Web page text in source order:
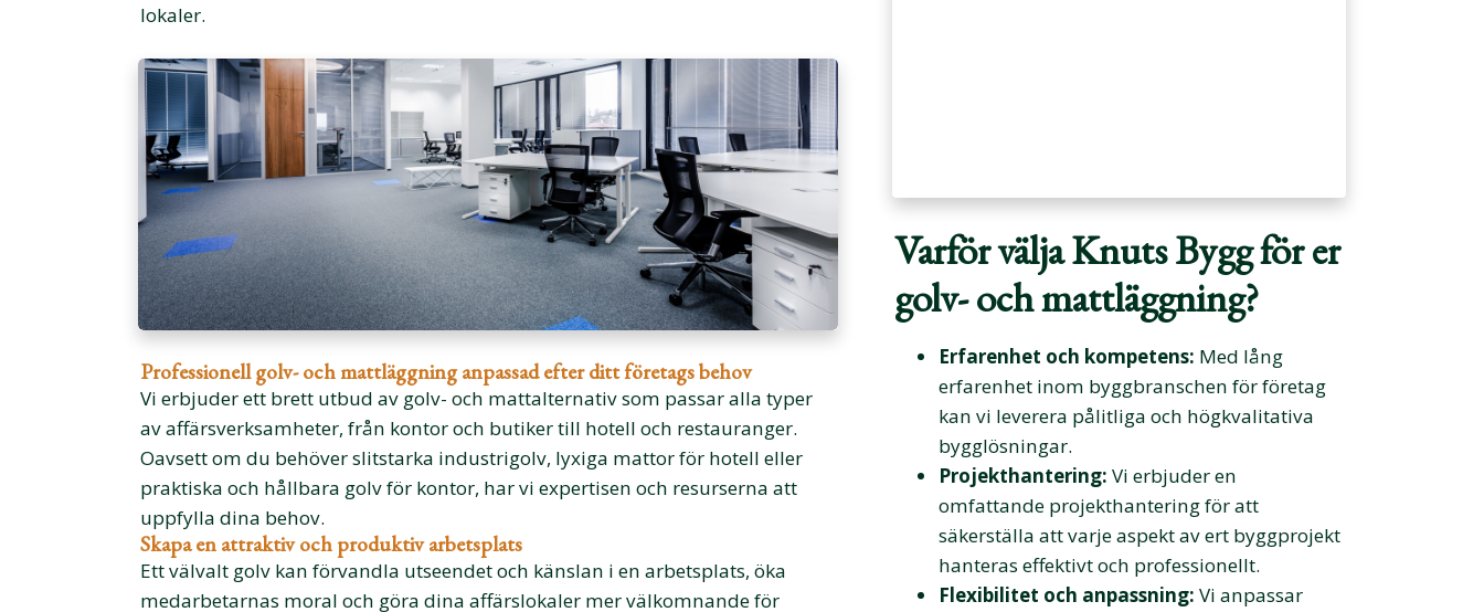
lokaler.
Professionell golv- och mattläggning anpassad efter ditt företags behov
Vi erbjuder ett brett utbud av golv- och mattalternativ som passar alla typer
av affärsverksamheter, från kontor och butiker till hotell och restauranger.
Oavsett om du behöver slitstarka industrigolv, lyxiga mattor för hotell eller
praktiska och hållbara golv för kontor, har vi expertisen och resurserna att
uppfylla dina behov.
Skapa en attraktiv och produktiv arbetsplats
Ett välvalt golv kan förvandla utseendet och känslan i en arbetsplats, öka
medarbetarnas moral och göra dina affärslokaler mer välkomnande för
Varför välja Knuts Bygg för er
golv- och mattläggning?
Erfarenhet och kompetens: Med lång
erfarenhet inom byggbranschen för företag
kan vi leverera pålitliga och högkvalitativa
bygglösningar.
Projekthantering: Vi erbjuder en
omfattande projekthantering för att
säkerställa att varje aspekt av ert byggprojekt
hanteras effektivt och professionellt.
Flexibilitet och anpassning: Vi anpassar